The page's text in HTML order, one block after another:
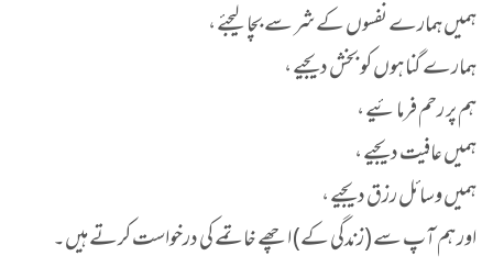
ہمیں ہمارے نفسوں کے شر سے بچا لیجئے ،
ہمارے گناہوں کو بخش دیجیے ،
ہم پر رحم فرمائیے ،
ہمیں عافیت دیجیے ،
ہمیں وسائل رزق دیجیے ،
اور ہم آپ سے (زندگی کے) اچھے خاتمے کی درخواست کرتے ہیں۔